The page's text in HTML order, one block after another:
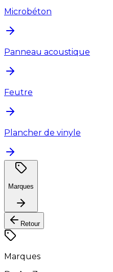
Microbéton
Panneau acoustique
Feutre
Plancher de vinyle
Marques
Retour
Marques